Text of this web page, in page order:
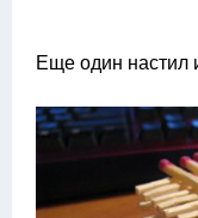
Еще один настил